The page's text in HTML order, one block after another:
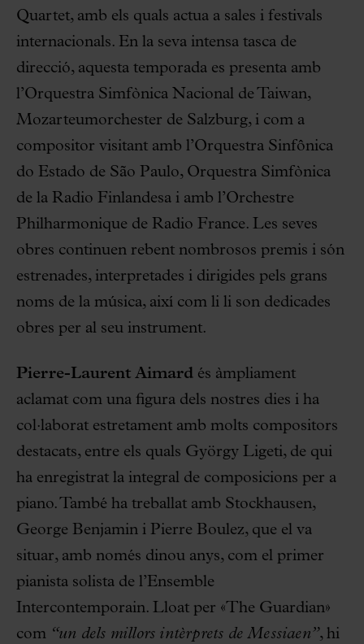
Quartet, amb els quals actua a sales i festivals
internacionals. En la seva intensa tasca de
direcció, aquesta temporada es presenta amb
l’Orquestra Simfònica Nacional de Taiwan,
Mozarteumorchester de Salzburg, i com a
compositor visitant amb l’Orquestra Sinfônica
do Estado de São Paulo, Orquestra Simfònica
de la Radio Finlandesa i amb l’Orchestre
Philharmonique de Radio France. Les seves
obres continuen rebent nombrosos premis i són
estrenades, interpretades i dirigides pels grans
noms de la música, així com li li son dedicades
obres per al seu instrument.
Pierre-Laurent Aimard és àmpliament
aclamat com una figura dels nostres dies i ha
col·laborat estretament amb molts compositors
destacats, entre els quals György Ligeti, de qui
ha enregistrat la integral de composicions per a
piano. També ha treballat amb Stockhausen,
George Benjamin i Pierre Boulez, que el va
situar, amb només dinou anys, com el primer
pianista solista de l’Ensemble
Intercontemporain. Lloat per «The Guardian»
com “un dels millors intèrprets de Messiaen”, hi